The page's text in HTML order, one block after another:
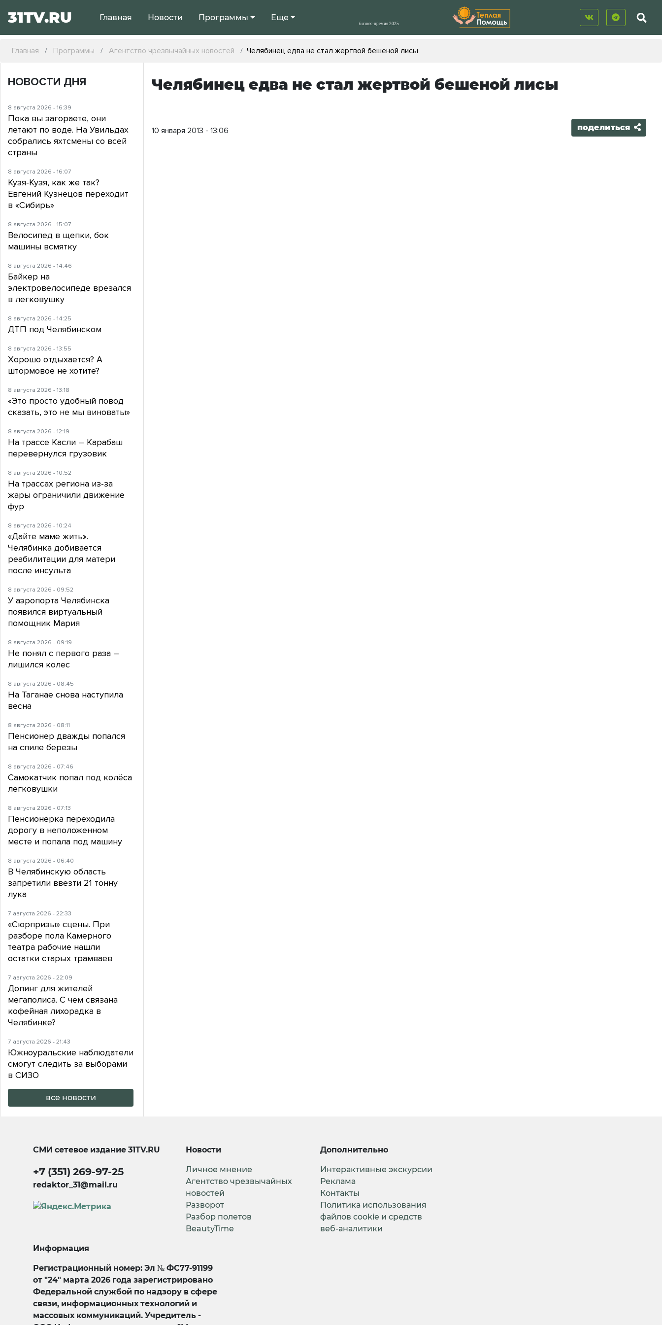
31TV.RU Главная Новости Программы Еще
Главная Программы Агентство чрезвычайных новостей Челябинец едва не стал жертвой бешеной лисы
Челябинец едва не стал жертвой бешеной лисы
10 января 2013 - 13:06 поделиться
НОВОСТИ ДНЯ
8 августа 2026 - 16:39
Пока вы загораете, они
летают по воде. На Увильдах
собрались яхтсмены со всей
страны
8 августа 2026 - 16:07
Кузя-Кузя, как же так?
Евгений Кузнецов переходит
в «Сибирь»
8 августа 2026 - 15:07
Велосипед в щепки, бок
машины всмятку
8 августа 2026 - 14:46
Байкер на
электровелосипеде врезался
в легковушку
8 августа 2026 - 14:25
ДТП под Челябинском
8 августа 2026 - 13:55
Хорошо отдыхается? А
штормовое не хотите?
8 августа 2026 - 13:18
«Это просто удобный повод
сказать, это не мы виноваты»
8 августа 2026 - 12:19
На трассе Касли – Карабаш
перевернулся грузовик
8 августа 2026 - 10:52
На трассах региона из-за
жары ограничили движение
фур
8 августа 2026 - 10:24
«Дайте маме жить».
Челябинка добивается
реабилитации для матери
после инсульта
8 августа 2026 - 09:52
У аэропорта Челябинска
появился виртуальный
помощник Мария
8 августа 2026 - 09:19
Не понял с первого раза –
лишился колес
8 августа 2026 - 08:45
На Таганае снова наступила
весна
8 августа 2026 - 08:11
Пенсионер дважды попался
на спиле березы
8 августа 2026 - 07:46
Самокатчик попал под колёса
легковушки
8 августа 2026 - 07:13
Пенсионерка переходила
дорогу в неположенном
месте и попала под машину
8 августа 2026 - 06:40
В Челябинскую область
запретили ввезти 21 тонну
лука
7 августа 2026 - 22:33
«Сюрпризы» сцены. При
разборе пола Камерного
театра рабочие нашли
остатки старых трамваев
7 августа 2026 - 22:09
Допинг для жителей
мегаполиса. С чем связана
кофейная лихорадка в
Челябинке?
7 августа 2026 - 21:43
Южноуральские наблюдатели
смогут следить за выборами
в СИЗО
все новости
СМИ сетевое издание31TV.RU
+7 (351) 269-97-25
redaktor_31@mail.ru
Новости
Личное мнение
Агентство чрезвычайных
новостей
Разворот
Разбор полетов
BeautyTime
Дополнительно
Интерактивные экскурсии
Реклама
Контакты
Политика использования
файлов cookie и средств
веб-аналитики
Информация
Регистрационный номер: Эл № ФС77-91199
от "24" марта 2026 года зарегистрировано
Федеральной службой по надзору в сфере
связи, информационных технологий и
массовых коммуникаций. Учредитель -